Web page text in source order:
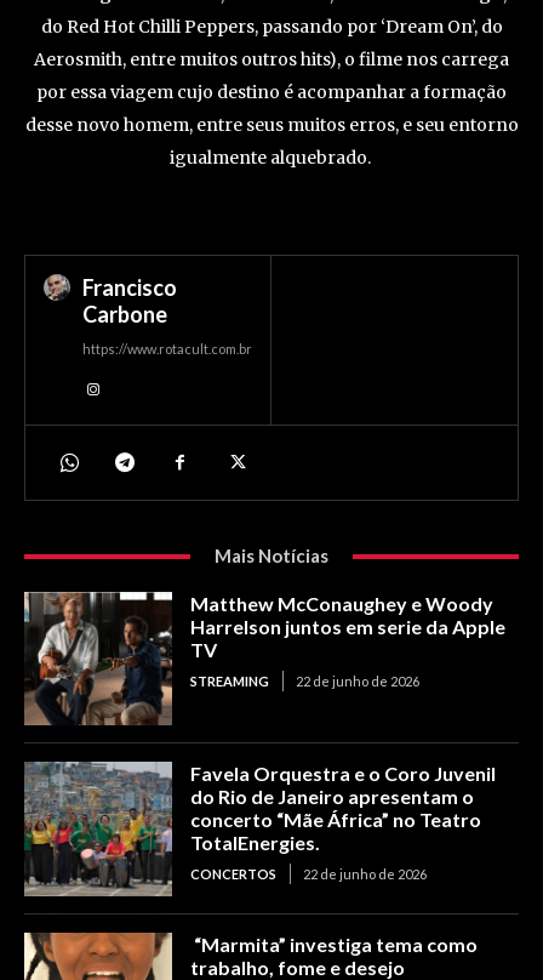
do Red Hot Chilli Peppers, passando por ‘Dream On’, do
Aerosmith, entre muitos outros hits), o filme nos carrega
por essa viagem cujo destino é acompanhar a formação
desse novo homem, entre seus muitos erros, e seu entorno
igualmente alquebrado.
Francisco
Carbone
https://www.rotacult.com.br
Mais Notícias
Matthew McConaughey e Woody
Harrelson juntos em serie da Apple
TV
STREAMING 22 de junho de 2026
Favela Orquestra e o Coro Juvenil
do Rio de Janeiro apresentam o
concerto “Mãe África” no Teatro
TotalEnergies.
CONCERTOS 22 de junho de 2026
“Marmita” investiga tema como
trabalho, fome e desejo